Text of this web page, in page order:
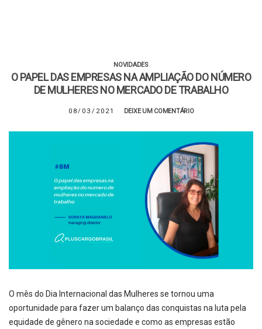
NOVIDADES
O PAPEL DAS EMPRESAS NA AMPLIAÇÃO DO NÚMERO
DE MULHERES NO MERCADO DE TRABALHO
08/03/2021 DEIXE UM COMENTÁRIO
O mês do Dia Internacional das Mulheres se tornou uma
oportunidade para fazer um balanço das conquistas na luta pela
equidade de gênero na sociedade e como as empresas estão